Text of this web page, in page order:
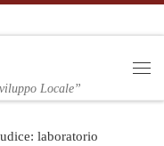
Locale”
laboratorio